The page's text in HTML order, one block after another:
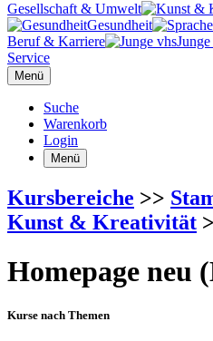
Gesellschaft & Umwelt
Gesundheit
Beruf & Karriere
Service
Menü
Suche
Warenkorb
Login
Menü
Kursbereiche >>
Kunst & Kreativität
Homepage neu
Kurse nach Themen